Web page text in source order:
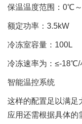
保温温度范围：0℃
额定功率：3.5kW
冷冻室容量：100L
冷冻速率为：≤-18℃/
智能温控系统
这样的配置足以满足
应用还需根据具体的